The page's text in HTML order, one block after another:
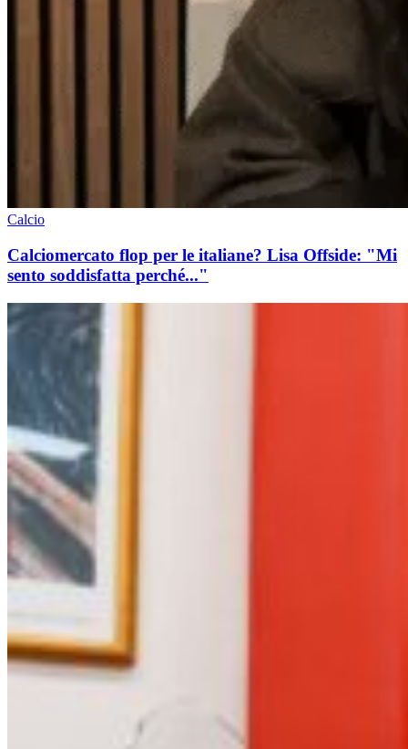
Calcio
Calciomercato flop per le italiane? Lisa Offside: "Mi
sento soddisfatta perché..."